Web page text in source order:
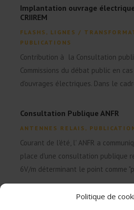
Politique de
Implantation ouvrage
CRIIREM
FLASHS , LIGNES /
PUBLICATIONS
Contribution à la Consultation
Commissions du débat public en
d'ouvrages électriques. Dans le
Consultation Publique ANFR
ANTENNES RELAIS ,
Courant de l'été, l' ANFR a
place d'une consultation publique
6V/m déterminant le point comme